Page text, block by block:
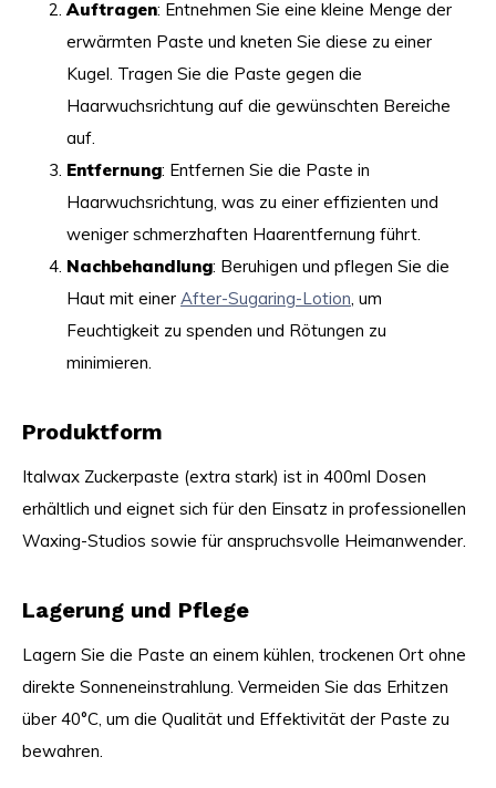
Auftragen: Entnehmen Sie eine kleine Menge der
erwärmten Paste und kneten Sie diese zu einer
Kugel. Tragen Sie die Paste gegen die
Haarwuchsrichtung auf die gewünschten Bereiche
auf.
Entfernung: Entfernen Sie die Paste in
Haarwuchsrichtung, was zu einer effizienten und
weniger schmerzhaften Haarentfernung führt.
Nachbehandlung: Beruhigen und pflegen Sie die
Haut mit einer After-Sugaring-Lotion, um
Feuchtigkeit zu spenden und Rötungen zu
minimieren.
Produktform
Italwax Zuckerpaste (extra stark) ist in 400ml Dosen
erhältlich und eignet sich für den Einsatz in professionellen
Waxing-Studios sowie für anspruchsvolle Heimanwender.
Lagerung und Pflege
Lagern Sie die Paste an einem kühlen, trockenen Ort ohne
direkte Sonneneinstrahlung. Vermeiden Sie das Erhitzen
über 40°C, um die Qualität und Effektivität der Paste zu
bewahren.